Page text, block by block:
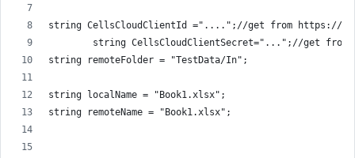
string CellsCloudClientId ="....";//get from https://
string CellsCloudClientSecret="...";//get
string remoteFolder = "TestData/In";
string localName = "Book1.xlsx";
string remoteName = "Book1.xlsx";